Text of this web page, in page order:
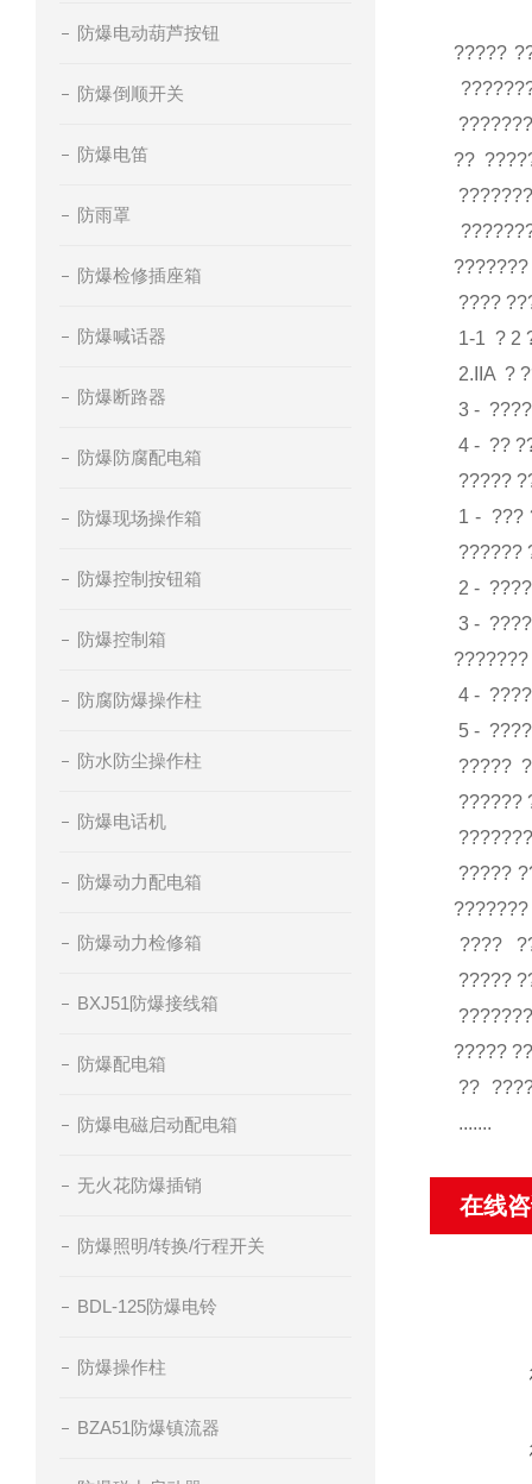
防爆电动葫芦按钮
防爆倒顺开关
防爆电笛
防雨罩
防爆检修插座箱
防爆喊话器
防爆断路器
防爆防腐配电箱
防爆现场操作箱
防爆控制按钮箱
防爆控制箱
防腐防爆操作柱
防水防尘操作柱
防爆电话机
防爆动力配电箱
防爆动力检修箱
BXJ51防爆接线箱
防爆配电箱
防爆电磁启动配电箱
无火花防爆插销
防爆照明/转换/行程开关
BDL-125防爆电铃
防爆操作柱
BZA51防爆镇流器
?????
??
????
1-1 ? 2
2.IIA ?
3 -
4 - ??
?????
1 - ???
??????
2 -
3 -
4 -
5 -
?????
??????
?????
????
?????
?????
??
.......
在线